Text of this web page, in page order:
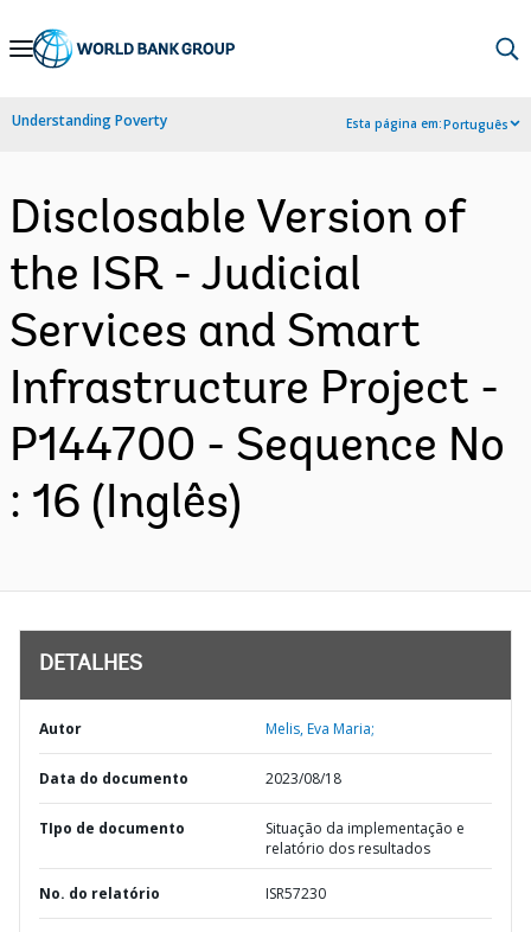
Skip
Navigation
Understanding Poverty Esta página em:Português
Disclosable Version of
the ISR - Judicial
Services and Smart
Infrastructure Project -
P144700 - Sequence No
: 16 (Inglês)
DETALHES
Autor Melis, Eva Maria;
Data do documento 2023/08/18
TIpo de documento
Situação da implementação e
relatório dos resultados
No. do relatório ISR57230